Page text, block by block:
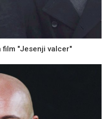
film "Jesenji valcer"